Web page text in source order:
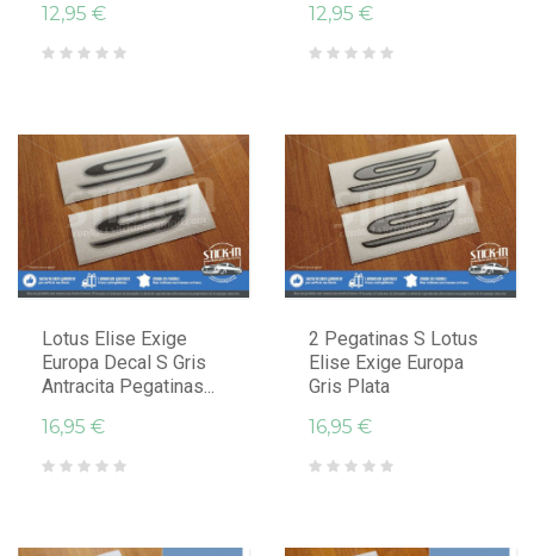
12,95 €
12,95 €
Lotus Elise Exige
Europa Decal S Gris
Antracita Pegatinas...
16,95 €
2 Pegatinas S Lotus
Elise Exige Europa
Gris Plata
16,95 €